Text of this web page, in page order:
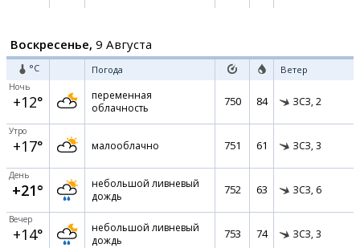
Воскресенье, 9 Августа
°C Погода Ветер
Ночь
+12°
переменная
облачность
750 84 ЗСЗ, 2
Утро
+17° малооблачно 751 61 ЗСЗ, 3
День
+21°
небольшой ливневый
дождь
752 63 ЗСЗ, 6
Вечер
+14°
небольшой ливневый
дождь
753 74 ЗСЗ, 3